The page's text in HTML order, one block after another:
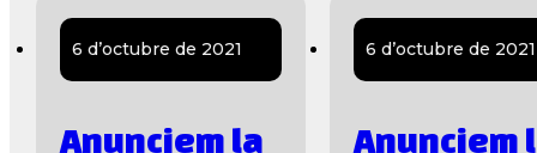
6 d’octubre de 2021
Anunciem la
6 d’octubre de 2021
Anunciem